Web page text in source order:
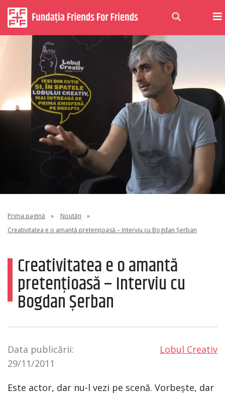
Prima pagină » Noutăți
»
Creativitatea e o amantă pretențioasă – Interviu cu Bogdan Șerban
Creativitatea e o amantă
pretențioasă – Interviu cu
Bogdan Șerban
Data publicării:
29/11/2011
Lobul Creativ
Este actor, dar nu-l vezi pe scenă. Vorbește, dar